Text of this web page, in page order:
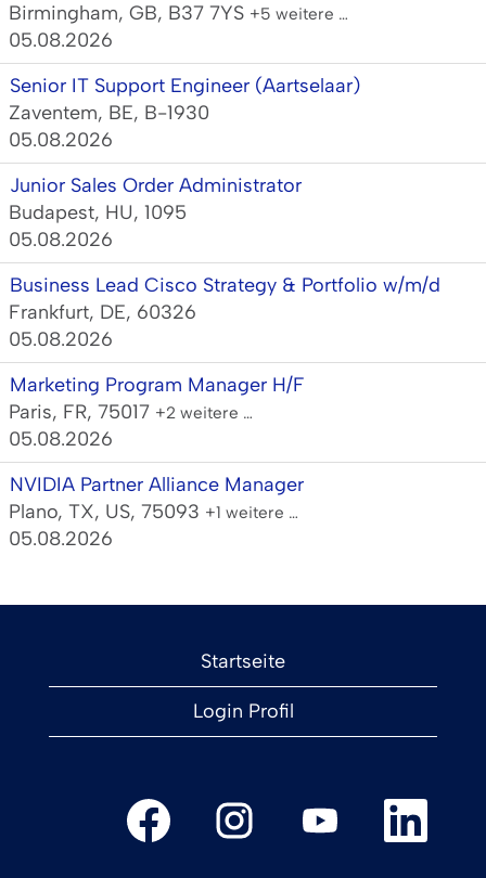
Birmingham, GB, B37 7YS +5 weitere …
05.08.2026
Senior IT Support Engineer (Aartselaar)
Zaventem, BE, B-1930
05.08.2026
Junior Sales Order Administrator
Budapest, HU, 1095
05.08.2026
Business Lead Cisco Strategy & Portfolio w/m/d
Frankfurt, DE, 60326
05.08.2026
Marketing Program Manager H/F
Paris, FR, 75017 +2 weitere …
05.08.2026
NVIDIA Partner Alliance Manager
Plano, TX, US, 75093 +1 weitere …
05.08.2026
Startseite
Login Profil
W
W
W
W
r